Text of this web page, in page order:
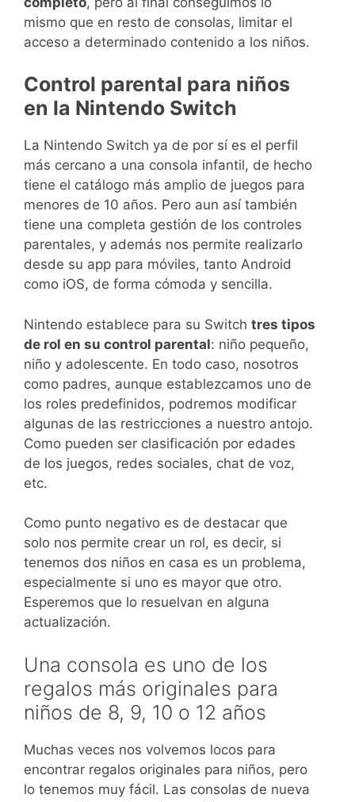
mismo que en resto de consolas, limitar el
acceso a determinado contenido a los niños.
Control parental para niños
en la Nintendo Switch
La Nintendo Switch ya de por sí es el perfil
más cercano a una consola infantil, de hecho
tiene el catálogo más amplio de juegos para
menores de 10 años. Pero aun así también
tiene una completa gestión de los controles
parentales, y además nos permite realizarlo
desde su app para móviles, tanto Android
como iOS, de forma cómoda y sencilla.
Nintendo establece para su Switch tres tipos
de rol en su control parental: niño pequeño,
niño y adolescente. En todo caso, nosotros
como padres, aunque establezcamos uno de
los roles predefinidos, podremos modificar
algunas de las restricciones a nuestro antojo.
Como pueden ser clasificación por edades
de los juegos, redes sociales, chat de voz,
etc.
Como punto negativo es de destacar que
solo nos permite crear un rol, es decir, si
tenemos dos niños en casa es un problema,
especialmente si uno es mayor que otro.
Esperemos que lo resuelvan en alguna
actualización.
Una consola es uno de los
regalos más originales para
niños de 8, 9, 10 o 12 años
Muchas veces nos volvemos locos para
encontrar regalos originales para niños, pero
lo tenemos muy fácil. Las consolas de nueva